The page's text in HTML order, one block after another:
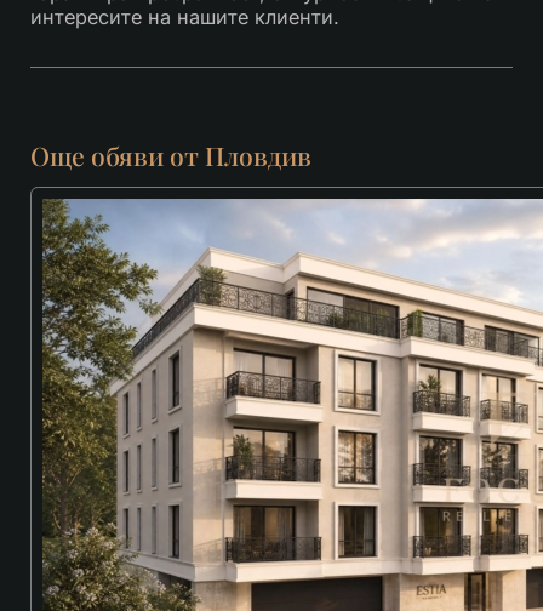
интересите на нашите клиенти.
Още обяви от Пловдив